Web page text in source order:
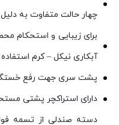
چهار حالت متفاوت به
برای زیبایی و استحکام
آبکاری نیکل – کرم
پشت سری جهت رفع خستگی
دارای استراکچر پشتی
دسته صندلی از تسمه